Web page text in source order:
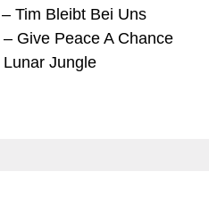
– Tim Bleibt Bei Uns
– Give Peace A Chance
Lunar Jungle